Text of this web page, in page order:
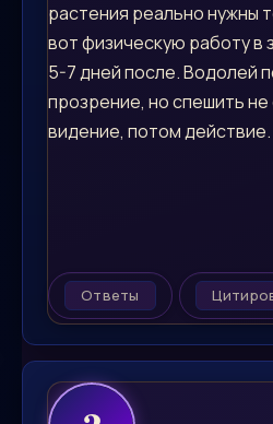
растения реально нужны
вот физическую работу в
5-7 дней после. Водолей
прозрение, но спешить
видение, потом действие.
Ответы